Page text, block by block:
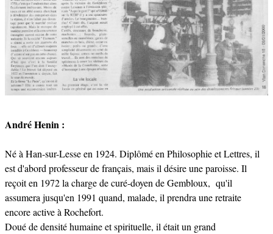
André Henin :
Né à Han-sur-Lesse en 1924. Diplômé en Philosophie et Lettres, il
est d'abord professeur de français, mais il désire une paroisse. Il
reçoit en 1972 la charge de curé-doyen de Gembloux, qu'il
assumera jusqu'en 1991 quand, malade, il prendra une retraite
encore active à Rochefort.
Doué de densité humaine et spirituelle, il était un grand